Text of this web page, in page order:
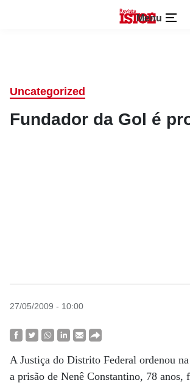
Menu
Uncategorized
Fundador da Gol é
27/05/2009 - 10:00
A Justiça do Distrito Federal ordenou
a prisão de Nenê Constantino, 78 anos,